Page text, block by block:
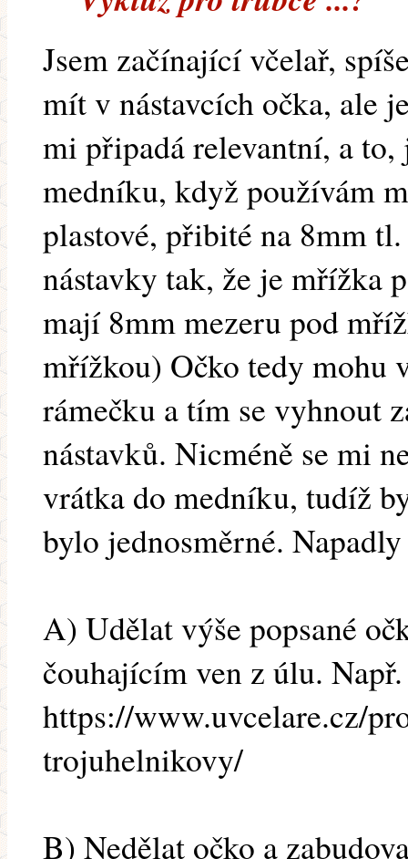
Jsem začínající včelař,
mít v nástavcích očka, ale
mi připadá relevantní, a
medníku, když používám
plastové, přibité na 8mm
nástavky tak, že je mřížka
mají 8mm mezeru pod
mřížkou) Očko tedy mohu
rámečku a tím se vyhnout
nástavků. Nicméně se mi
vrátka do medníku, tudíž
bylo jednosměrné.
A) Udělat výše popsané
čouhajícím ven z úlu.
https://www.uvcelare.cz/
trojuhelnikovy/
B) Nedělat očko a